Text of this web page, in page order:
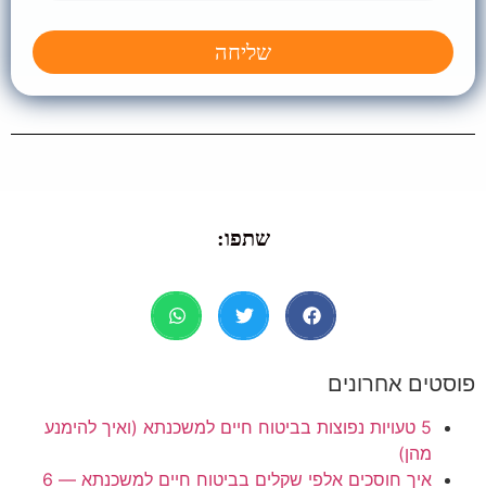
שליחה
שתפו:
פוסטים אחרונים
5 טעויות נפוצות בביטוח חיים למשכנתא (ואיך להימנע
מהן)
איך חוסכים אלפי שקלים בביטוח חיים למשכנתא — 6